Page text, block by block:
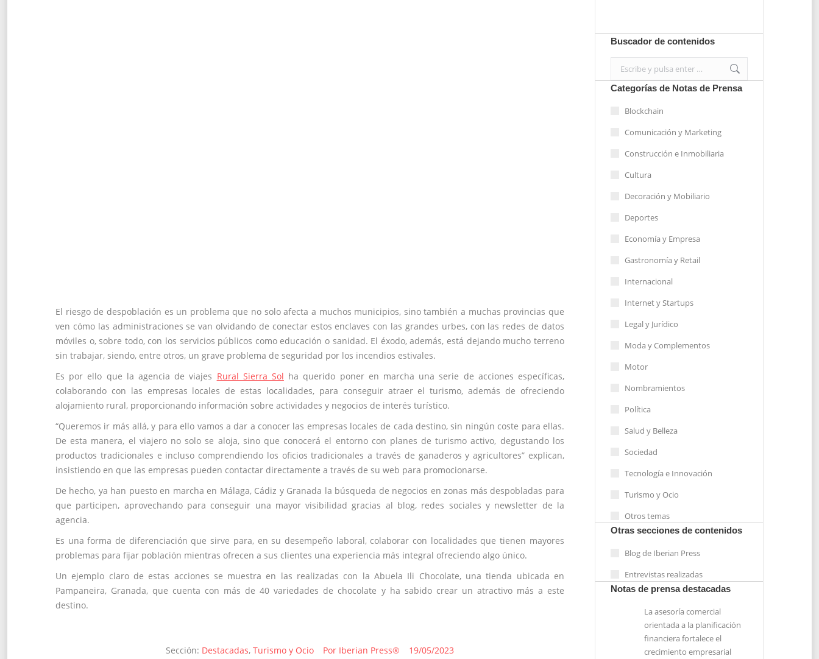
El riesgo de despoblación es un problema que no solo afecta a muchos municipios, sino también a muchas provincias que
ven cómo las administraciones se van olvidando de conectar estos enclaves con las grandes urbes, con las redes de datos
móviles o, sobre todo, con los servicios públicos como educación o sanidad. El éxodo, además, está dejando mucho terreno
sin trabajar, siendo, entre otros, un grave problema de seguridad por los incendios estivales.
Es por ello que la agencia de viajes Rural Sierra Sol ha querido poner en marcha una serie de acciones específicas,
colaborando con las empresas locales de estas localidades, para conseguir atraer el turismo, además de ofreciendo
alojamiento rural, proporcionando información sobre actividades y negocios de interés turístico.
“Queremos ir más allá, y para ello vamos a dar a conocer las empresas locales de cada destino, sin ningún coste para ellas.
De esta manera, el viajero no solo se aloja, sino que conocerá el entorno con planes de turismo activo, degustando los
productos tradicionales e incluso comprendiendo los oficios tradicionales a través de ganaderos y agricultores” explican,
insistiendo en que las empresas pueden contactar directamente a través de su web para promocionarse.
De hecho, ya han puesto en marcha en Málaga, Cádiz y Granada la búsqueda de negocios en zonas más despobladas para
que participen, aprovechando para conseguir una mayor visibilidad gracias al blog, redes sociales y newsletter de la
agencia.
Es una forma de diferenciación que sirve para, en su desempeño laboral, colaborar con localidades que tienen mayores
problemas para fijar población mientras ofrecen a sus clientes una experiencia más integral ofreciendo algo único.
Un ejemplo claro de estas acciones se muestra en las realizadas con la Abuela Ili Chocolate, una tienda ubicada en
Pampaneira, Granada, que cuenta con más de 40 variedades de chocolate y ha sabido crear un atractivo más a este
destino.
Sección: Destacadas, Turismo y Ocio Por Iberian Press® 19/05/2023
Buscador de contenidos
Categorías de Notas de Prensa
Blockchain
Comunicación y Marketing
Construcción e Inmobiliaria
Cultura
Decoración y Mobiliario
Deportes
Economía y Empresa
Gastronomía y Retail
Internacional
Internet y Startups
Legal y Jurídico
Moda y Complementos
Motor
Nombramientos
Política
Salud y Belleza
Sociedad
Tecnología e Innovación
Turismo y Ocio
Otros temas
Otras secciones de contenidos
Blog de Iberian Press
Entrevistas realizadas
Notas de prensa destacadas
La asesoría comercial
orientada a la planificación
financiera fortalece el
crecimiento empresarial